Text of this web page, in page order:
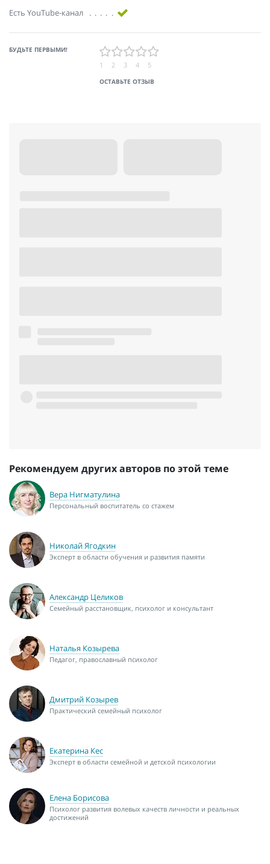
Есть YouTube-канал
БУДЬТЕ ПЕРВЫМИ!
ОСТАВЬТЕ ОТЗЫВ
1 2 3 4 5
Рекомендуем других авторов по этой теме
Вера Нигматулина
Персональный воспитатель со стажем
Николай Ягодкин
Эксперт в области обучения и развития памяти
Александр Целиков
Семейный расстановщик, психолог и консультант
Наталья Козырева
Педагог, православный психолог
Дмитрий Козырев
Практический семейный психолог
Екатерина Кес
Эксперт в области семейной и детской психологии
Елена Борисова
Психолог развития волевых качеств личности и реальных
достижений